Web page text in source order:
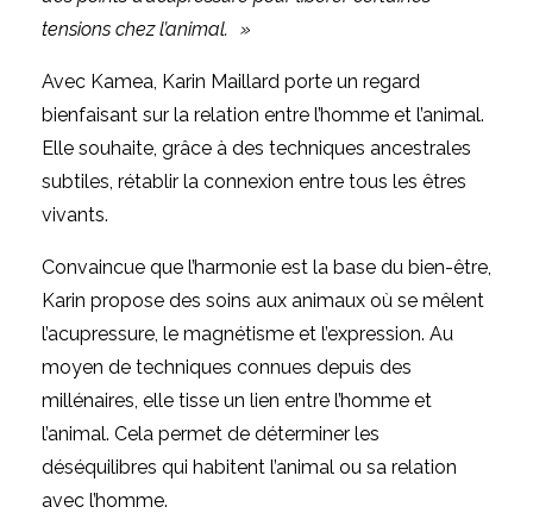
tensions chez l’animal. »
Avec Kamea, Karin Maillard porte un regard
bienfaisant sur la relation entre l’homme et l’animal.
Elle souhaite, grâce à des techniques ancestrales
subtiles, rétablir la connexion entre tous les êtres
vivants.
Convaincue que l’harmonie est la base du bien-être,
Karin propose des soins aux animaux où se mêlent
l’acupressure, le magnétisme et l’expression. Au
moyen de techniques connues depuis des
millénaires, elle tisse un lien entre l’homme et
l’animal. Cela permet de déterminer les
déséquilibres qui habitent l’animal ou sa relation
avec l’homme.